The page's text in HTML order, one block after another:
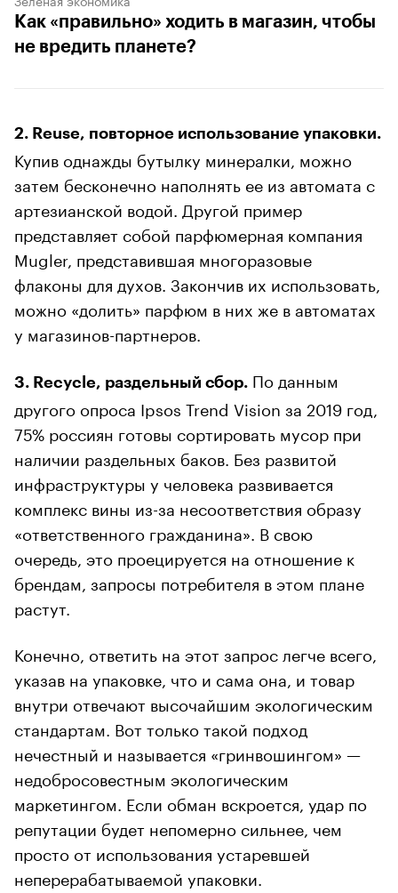
Как «правильно» ходить в магазин, чтобы
не вредить планете?
2. Reuse, повторное использование упаковки.
Купив однажды бутылку минералки, можно
затем бесконечно наполнять ее из автомата с
артезианской водой. Другой пример
представляет собой парфюмерная компания
Mugler, представившая многоразовые
флаконы для духов. Закончив их использовать,
можно «долить» парфюм в них же в автоматах
у магазинов-партнеров.
3. Recycle, раздельный сбор. По данным
другого опроса Ipsos Trend Vision за 2019 год,
75% россиян готовы сортировать мусор при
наличии раздельных баков. Без развитой
инфраструктуры у человека развивается
комплекс вины из-за несоответствия образу
«ответственного гражданина». В свою
очередь, это проецируется на отношение к
брендам, запросы потребителя в этом плане
растут.
Конечно, ответить на этот запрос легче всего,
указав на упаковке, что и сама она, и товар
внутри отвечают высочайшим экологическим
стандартам. Вот только такой подход
нечестный и называется «гринвошингом» —
недобросовестным экологическим
маркетингом. Если обман вскроется, удар по
репутации будет непомерно сильнее, чем
просто от использования устаревшей
неперерабатываемой упаковки.